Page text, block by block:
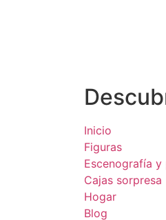
Inicio
Figuras
Escenografía y
Cajas sorpresa
Hogar
Blog